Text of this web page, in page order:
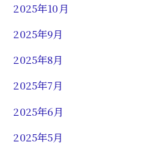
2025年10月
2025年9月
2025年8月
2025年7月
2025年6月
2025年5月